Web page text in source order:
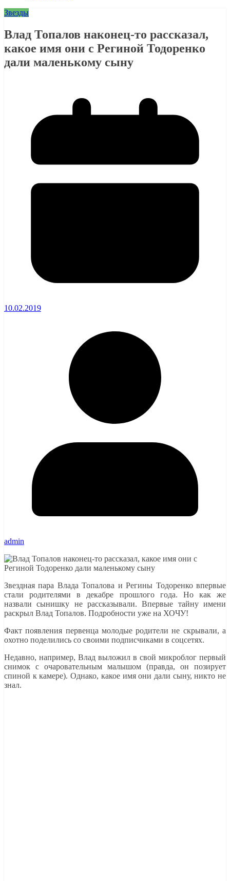
Звезды
Влад Топалов наконец-то рассказал,
какое имя они с Региной Тодоренко
дали маленькому сыну
10.02.2019
admin
Звездная пара Влада Топалова и Регины Тодоренко впервые
стали родителями в декабре прошлого года. Но как же
назвали сынишку не рассказывали. Впервые тайну имени
раскрыл Влад Топалов. Подробности уже на ХОЧУ!
Факт появления первенца молодые родители не скрывали, а
охотно поделились со своими подписчиками в соцсетях.
Недавно, например, Влад выложил в свой микроблог первый
снимок с очаровательным малышом (правда, он позирует
спиной к камере). Однако, какое имя они дали сыну, никто не
знал.